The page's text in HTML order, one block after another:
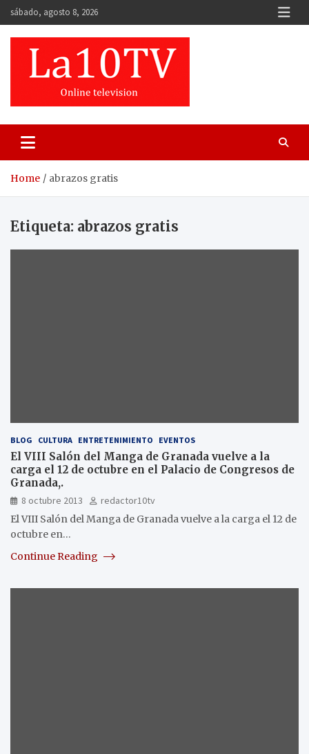
Skip
to
content
sábado, agosto 8, 2026
Home abrazos gratis
Etiqueta: abrazos gratis
BLOG CULTURA ENTRETENIMIENTO EVENTOS
El VIII Salón del Manga de Granada vuelve a la
carga el 12 de octubre en el Palacio de Congresos de
Granada,.
8 octubre 2013
redactor10tv
El VIII Salón del Manga de Granada vuelve a la carga el 12 de
octubre en…
Continue Reading